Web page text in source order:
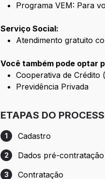
Programa VEM: Para
Serviço Social:
Atendimento gratuito
Você também pode optar
Cooperativa de Crédito
Previdência Privada
ETAPAS DO
Etapa 1: Cadastro
1 Cadastro
Etapa 2: Dados pré-
2 Dados pré-contratação
3 Contratação